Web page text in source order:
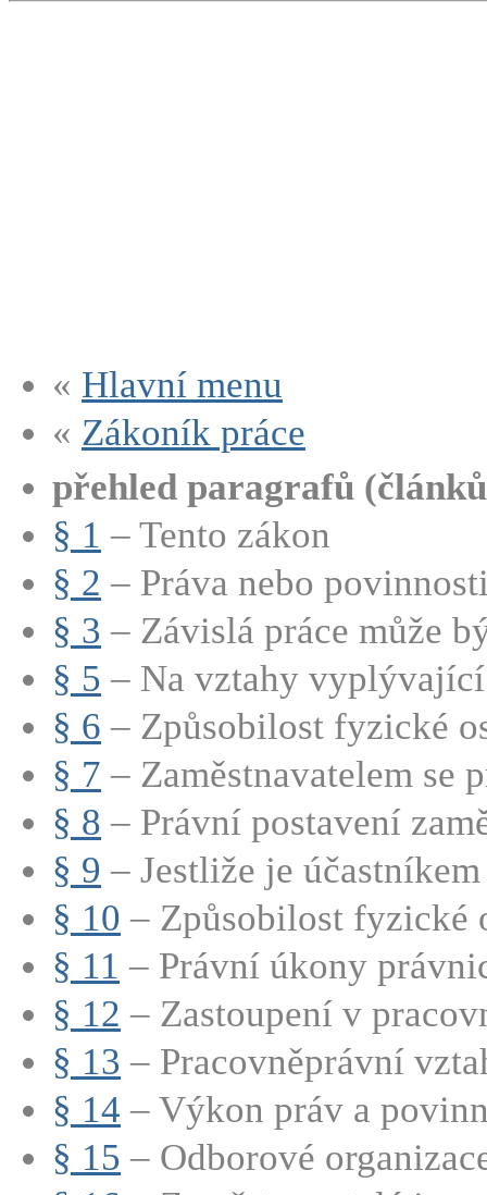
« Hlavní menu
« Zákoník práce
přehled paragrafů
§ 1 – Tento zákon
§ 2 – Práva nebo
§ 3 – Závislá práce může
§ 5 – Na vztahy
§ 6 – Způsobilost fyzické
§ 7 – Zaměstnavatelem se
§ 8 – Právní postavení
§ 9 – Jestliže je
§ 10 – Způsobilost fyzické
§ 11 – Právní úkony
§ 12 – Zastoupení v
§ 13 – Pracovněprávní
§ 14 – Výkon práv a
§ 15 – Odborové